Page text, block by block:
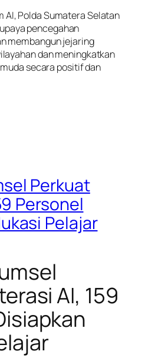
AI, Polda Sumatera Selatan
pencegahan
membangun jejaring
dan meningkatkan
secara positif dan
Perkuat
Personel
Pelajar
AI, 159